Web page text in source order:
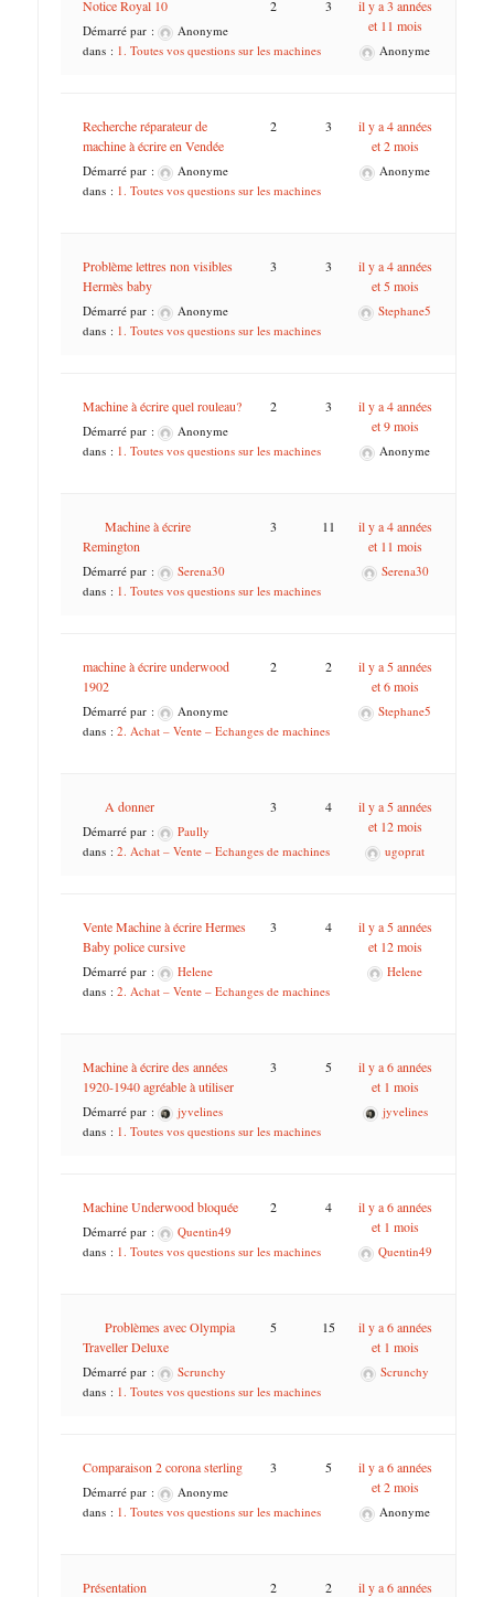
Notice Royal 10
Démarré par :
Anonyme
dans : 1. Toutes vos questions sur les machines
2 3
il y a 3 années
et 11 mois
Anonyme
Recherche réparateur de
machine à écrire en Vendée
Démarré par :
Anonyme
dans : 1. Toutes vos questions sur les machines
2 3
il y a 4 années
et 2 mois
Anonyme
Problème lettres non visibles
Hermès baby
Démarré par :
Anonyme
dans : 1. Toutes vos questions sur les machines
3 3
il y a 4 années
et 5 mois
Stephane5
Machine à écrire quel rouleau?
Démarré par :
Anonyme
dans : 1. Toutes vos questions sur les machines
2 3
il y a 4 années
et 9 mois
Anonyme
Machine à écrire
Remington
Démarré par :
Serena30
dans : 1. Toutes vos questions sur les machines
3 11
il y a 4 années
et 11 mois
Serena30
machine à écrire underwood
1902
Démarré par :
Anonyme
dans :2. Achat – Vente – Echanges de machines
2 2
il y a 5 années
et 6 mois
Stephane5
A donner
Démarré par :
Paully
dans :2. Achat – Vente – Echanges de machines
3 4
il y a 5 années
et 12 mois
ugoprat
Vente Machine à écrire Hermes
Baby police cursive
Démarré par :
Helene
dans :2. Achat – Vente – Echanges de machines
3 4
il y a 5 années
et 12 mois
Helene
Machine à écrire des années
1920-1940 agréable à utiliser
Démarré par :
jyvelines
dans : 1. Toutes vos questions sur les machines
3 5
il y a 6 années
et 1 mois
jyvelines
Machine Underwood bloquée
Démarré par :
Quentin49
dans : 1. Toutes vos questions sur les machines
2 4
il y a 6 années
et 1 mois
Quentin49
Problèmes avec Olympia
Traveller Deluxe
Démarré par :
Scrunchy
dans : 1. Toutes vos questions sur les machines
5 15
il y a 6 années
et 1 mois
Scrunchy
Comparaison 2 corona sterling
Démarré par :
Anonyme
dans : 1. Toutes vos questions sur les machines
3 5
il y a 6 années
et 2 mois
Anonyme
Présentation 2 2 il y a 6 années